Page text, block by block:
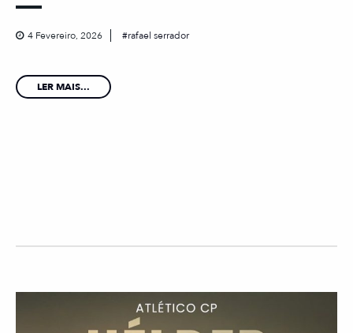
4 Fevereiro, 2026 rafael serrador
LER MAIS...